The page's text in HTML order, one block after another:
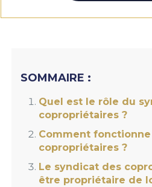
SOMMAIRE :
Quel est le rôle du
copropriétaires ?
Comment
copropriétaires ?
Le syndicat des
être propriétaire de